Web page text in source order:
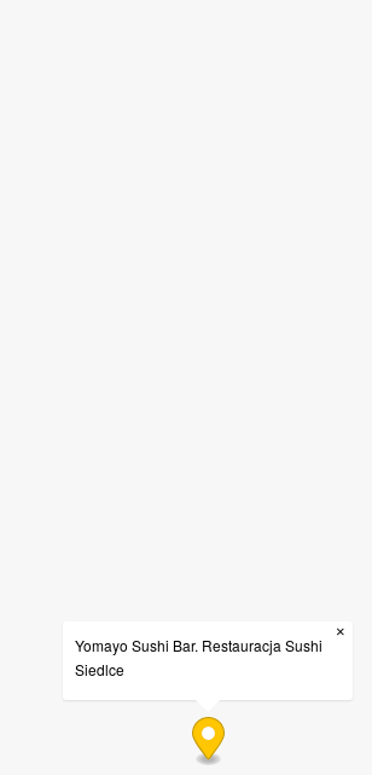
Yomayo Sushi Bar. Restauracja Sushi
Siedlce
×